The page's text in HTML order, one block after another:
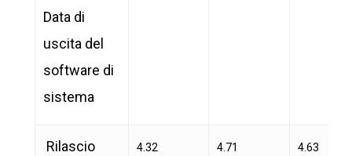
Data di
uscita del
software di
sistema
Rilascio
4.32 4.71 4.63